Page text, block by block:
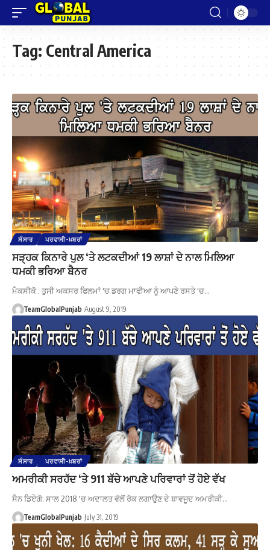
Tag: Central America
ਸੰਸਾਰ ਪਰਵਾਸੀ-ਖ਼ਬਰਾਂ
ਸੜ੍ਹਕ ਕਿਨਾਰੇ ਪੁਲ ‘ਤੇ ਲਟਕਦੀਆਂ 19 ਲਾਸ਼ਾਂ ਦੇ ਨਾਲ ਮਿਲਿਆ
ਧਮਕੀ ਭਰਿਆ ਬੈਨਰ
ਮੈਕਸੀਕੋ : ਤੁਸੀ ਅਕਸਰ ਫਿਲਮਾਂ 'ਚ ਡਰਗ ਮਾਫੀਆ ਨੂੰ ਆਪਣੇ ਰਸਤੇ 'ਚ…
TeamGlobalPunjab August 9, 2019
ਸੰਸਾਰ ਪਰਵਾਸੀ-ਖ਼ਬਰਾਂ
ਅਮਰੀਕੀ ਸਰਹੱਦ ‘ਤੇ 911 ਬੱਚੇ ਆਪਣੇ ਪਰਿਵਾਰਾਂ ਤੋਂ ਹੋਏ ਵੱਖ
ਸੈਨ ਡਿਏਗੋ: ਸਾਲ 2018 'ਚ ਅਦਾਲਤ ਵੱਲੋਂ ਰੋਕ ਲਗਾਉਣ ਦੇ ਬਾਵਜੂਦ ਅਮਰੀਕੀ…
TeamGlobalPunjab July 31, 2019